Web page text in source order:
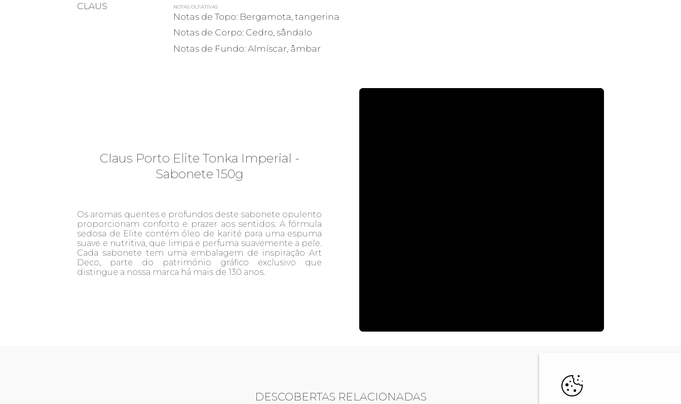
CLAUS NOTAS OLFATIVAS
Notas de Topo: Bergamota, tangerina
Notas de Corpo: Cedro, sândalo
Notas de Fundo: Almíscar, âmbar
Claus Porto Elite Tonka Imperial -
Sabonete 150g
Os aromas quentes e profundos deste sabonete opulento
proporcionam conforto e prazer aos sentidos. A fórmula
sedosa de Elite contém óleo de karité para uma espuma
suave e nutritiva, que limpa e perfuma suavemente a pele.
Cada sabonete tem uma embalagem de inspiração Art
Deco, parte do património gráfico exclusivo que
distingue a nossa marca há mais de 130 anos.
DESCOBERTAS RELACIONADAS